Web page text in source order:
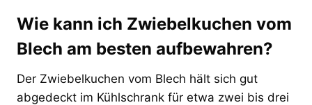
Wie kann ich Zwiebelkuchen vom
Blech am besten aufbewahren?
Der Zwiebelkuchen vom Blech hält sich gut
abgedeckt im Kühlschrank für etwa zwei bis drei